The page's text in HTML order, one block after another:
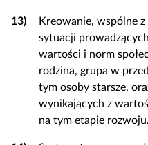
13)
Kreowanie, wspólne
sytuacji
wartości i norm
rodzina, grupa w
tym osoby starsze,
wynikających z
na tym etapie rozwoju.